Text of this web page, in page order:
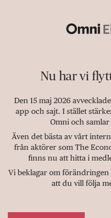
Nu har vi
Den 15 maj 2026
app och sajt. I stället
Omni och
Även det bästa av vårt
från aktörer som The
finns nu att hitta i
Vi beklagar om
att du vill följa